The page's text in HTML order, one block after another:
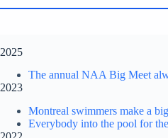
2025
The annual NAA Big Meet
2023
Montreal swimmers make a
Everybody into the pool for